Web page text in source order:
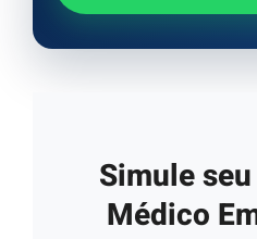
Simule
Médico